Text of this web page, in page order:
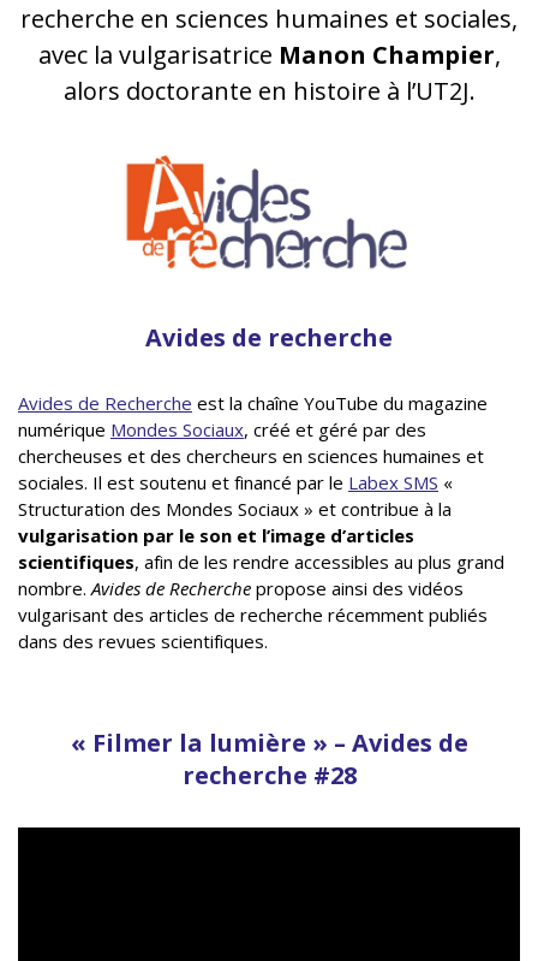
recherche en sciences humaines et sociales,
avec la vulgarisatrice Manon Champier,
alors doctorante en histoire à l’UT2J.
Avides de recherche
Avides de Recherche est la chaîne YouTube du magazine
numérique Mondes Sociaux, créé et géré par des
chercheuses et des chercheurs en sciences humaines et
sociales. Il est soutenu et financé par le Labex SMS «
Structuration des Mondes Sociaux » et contribue à la
vulgarisation par le son et l’image d’articles
scientifiques, afin de les rendre accessibles au plus grand
nombre. Avides de Recherche propose ainsi des vidéos
vulgarisant des articles de recherche récemment publiés
dans des revues scientifiques.
« Filmer la lumière » – Avides de
recherche #28